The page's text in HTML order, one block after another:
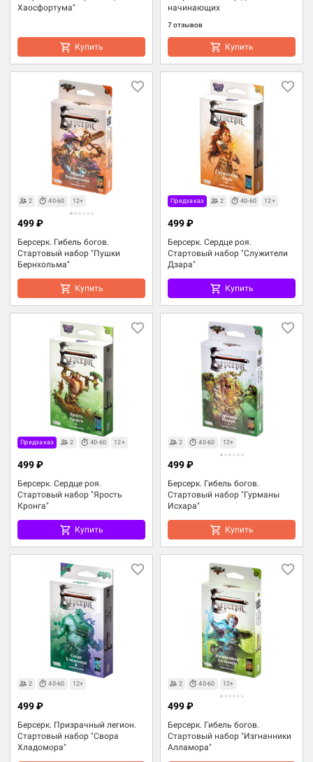
Хаосфортума"
Купить
начинающих
7 отзывов
Купить
2 40-60 12+
Берсерк. Гибель богов.
Стартовый набор "Пушки
Бернхольма"
499 ₽
Купить
Предзаказ 2 40-60 12+
Берсерк. Сердце роя.
Стартовый набор "Служители
Дзара"
499 ₽
Купить
Предзаказ 2 40-60 12+
Берсерк. Сердце роя.
Стартовый набор "Ярость
Кронга"
499 ₽
Купить
2 40-60 12+
Берсерк. Гибель богов.
Стартовый набор "Гурманы
Исхара"
499 ₽
Купить
2 40-60 12+
Берсерк. Призрачный легион.
Стартовый набор "Свора
Хладомора"
499 ₽
2 40-60 12+
Берсерк. Гибель богов.
Стартовый набор "Изгнанники
Алламора"
499 ₽